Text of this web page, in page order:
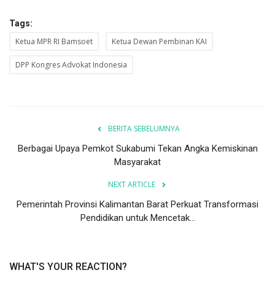
Tags:
Ketua MPR RI Bamsoet Ketua Dewan Pembinan KAI
DPP Kongres Advokat Indonesia
BERITA SEBELUMNYA
Berbagai Upaya Pemkot Sukabumi Tekan Angka Kemiskinan
Masyarakat
NEXT ARTICLE
Pemerintah Provinsi Kalimantan Barat Perkuat Transformasi
Pendidikan untuk Mencetak...
WHAT'S YOUR REACTION?